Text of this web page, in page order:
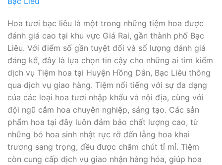
Hoa tươi bạc liêu là một trong những tiệm hoa được
đánh giá cao tại khu vực Giá Rai, gần thành phố Bạc
Liêu. Với điểm số gần tuyệt đối và số lượng đánh giá
đáng kể, đây là lựa chọn tin cậy cho những ai tìm kiếm
dịch vụ Tiệm hoa tại Huyện Hồng Dân, Bạc Liêu thông
qua dịch vụ giao hàng. Tiệm nổi tiếng với sự đa dạng
của các loại hoa tươi nhập khẩu và nội địa, cùng với
đội ngũ cắm hoa chuyên nghiệp, sáng tạo. Các sản
phẩm hoa tại đây luôn đảm bảo chất lượng cao, từ
những bó hoa sinh nhật rực rỡ đến lẵng hoa khai
trương sang trọng, đều được chăm chút tỉ mỉ. Tiệm
còn cung cấp dịch vụ giao nhận hàng hóa, giúp hoa